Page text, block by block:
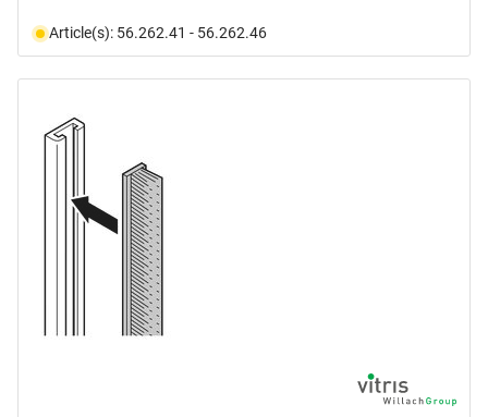
Article(s): 56.262.41 - 56.262.46